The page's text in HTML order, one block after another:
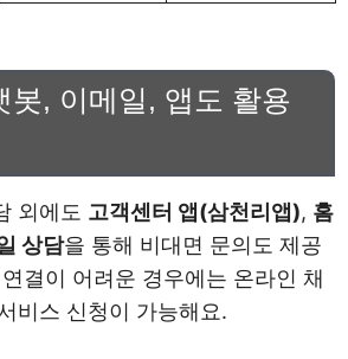
봇, 이메일, 앱도 활용
외에도 고객센터 앱(삼천리앱), 홈
상담을 통해 비대면 문의도 제공
결이 어려운 경우에는 온라인 채
비스 신청이 가능해요.